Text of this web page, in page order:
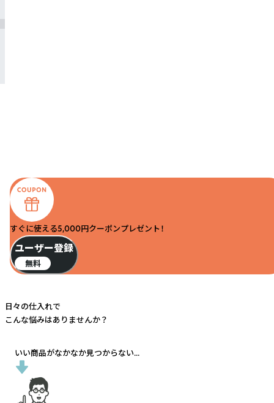
すぐに使える5,000円クーポンプレゼント！
ユーザー登録
無料
日々の仕入れで
こんな悩みはありませんか？
いい商品がなかなか見つからない...